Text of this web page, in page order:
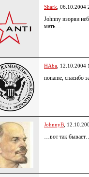
Shark , 06.10.2004
Johnny взорви
мать…
HAba , 12.10.2004
noname, спасибо
JohnnyB ,
…вот так